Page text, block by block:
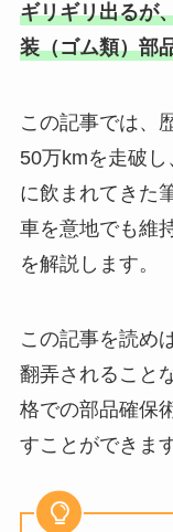
ギリギリ出るが
装（ゴム類）部
この記事では、
50万kmを走破
に飲まれてきた
車を意地でも維
を解説します。
この記事を読め
翻弄されること
格での部品確保
すことができます